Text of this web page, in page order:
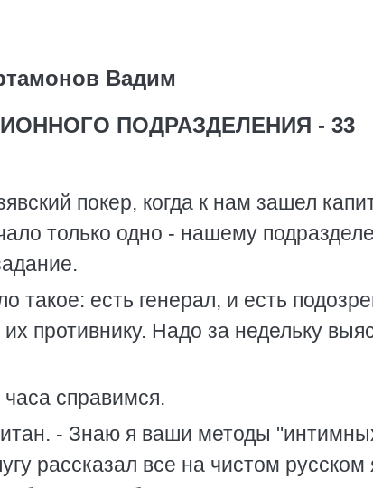
Вадим
ПОДРАЗДЕЛЕНИЯ - 33
покер, когда к нам зашел
только одно - нашему
такое: есть генерал, и есть
противнику. Надо за недельку
справимся.
- Знаю я ваши методы
рассказал все на чистом русском